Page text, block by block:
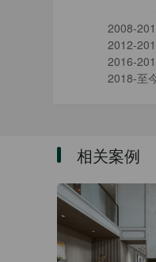
2008-
2012-
2016-
2018-至
相关案例